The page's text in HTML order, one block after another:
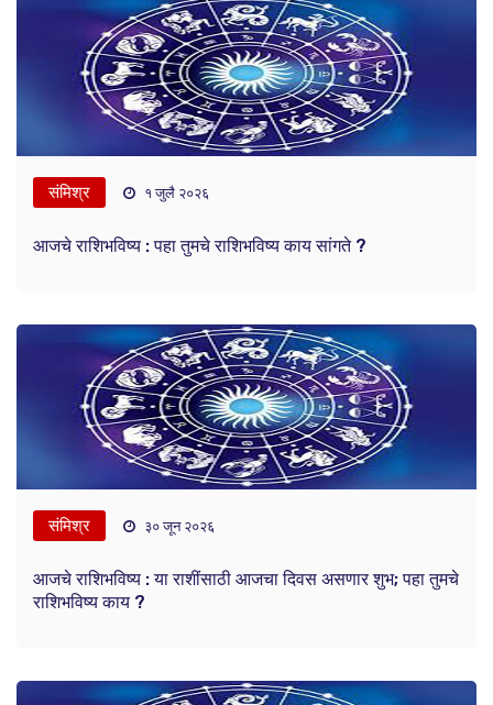
संमिश्र १ जुलै २०२६
आजचे राशिभविष्य : पहा तुमचे राशिभविष्य काय सांगते ?
संमिश्र ३० जून २०२६
आजचे राशिभविष्य : या राशींसाठी आजचा दिवस असणार शुभ; पहा तुमचे
राशिभविष्य काय ?